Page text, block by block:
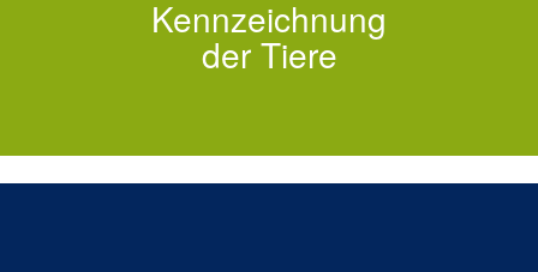
Kennzeichnung
der Tiere
Wichtige Informationen zur
Tierkennzeichnung